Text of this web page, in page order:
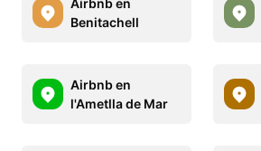
Benitachell
Airbnb en
l'Ametlla de Mar